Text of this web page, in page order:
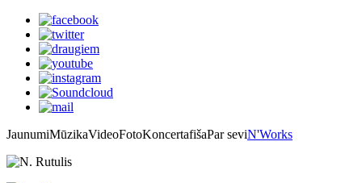
JaunumiMūzikaVideoFotoKoncertafišaPar seviN'Works